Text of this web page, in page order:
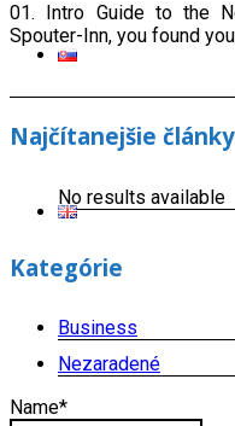
01. Intro Guide to the
Spouter-Inn, you found
Najčítanejšie články
No results available
Kategórie
Business
Nezaradené
Name*